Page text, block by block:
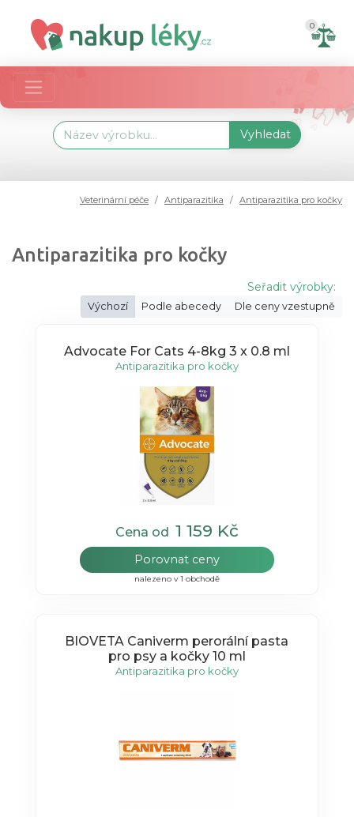
0
Vyhledat
Veterinární péče Antiparazitika Antiparazitika pro kočky
Antiparazitika pro kočky
Seřadit výrobky:
Výchozí Podle abecedy Dle ceny vzestupně
Advocate For Cats 4-8kg 3 x 0.8 ml
Antiparazitika pro kočky
Cena od 1 159 Kč
Porovnat ceny
nalezeno v 1 obchodě
BIOVETA Caniverm perorální pasta
pro psy a kočky 10 ml
Antiparazitika pro kočky